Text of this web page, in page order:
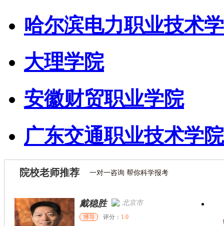
哈尔滨电力职业技术
大理学院
安徽财贸职业学院
广东交通职业技术学院
院校老师推荐 一对一咨询 帮你科学报考
戴稳胜 北京市
博导 评分： 1.0